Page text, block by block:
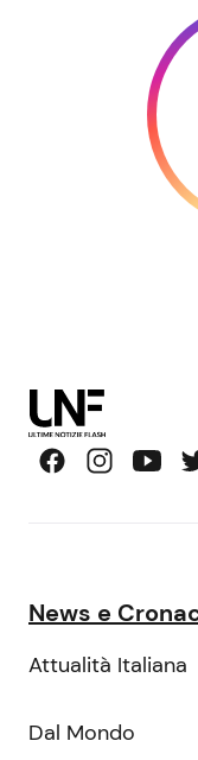
News e
Attualità Italiana
Dal Mondo